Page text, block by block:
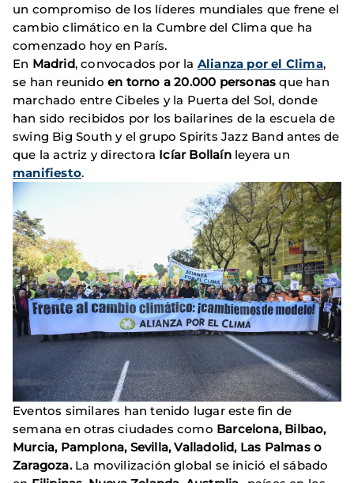
un compromiso de los líderes mundiales que frene el
cambio climático en la Cumbre del Clima que ha
comenzado hoy en París.
En Madrid, convocados por la Alianza por el Clima,
se han reunido en torno a 20.000 personas que han
marchado entre Cibeles y la Puerta del Sol, donde
han sido recibidos por los bailarines de la escuela de
swing Big South y el grupo Spirits Jazz Band antes de
que la actriz y directora Icíar Bollaínleyera un
manifiesto.
Eventos similares han tenido lugar este fin de
semana en otras ciudades como Barcelona, Bilbao,
Murcia, Pamplona, Sevilla, Valladolid, Las Palmas o
Zaragoza. La movilización global se inició el sábado